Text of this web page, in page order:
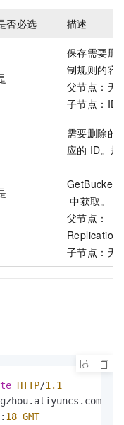
否必选 描述
保存需要删
制规则的容
父节点：无
子节点：ID
需要删除的
应的 ID。规
中获取。
父节点：
子节点：无
HTTP/1.1
aliyuncs . com
: 18 GMT